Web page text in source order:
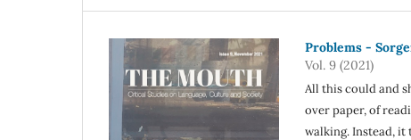
Problems -
Vol. 9 (2021)
All this could and
over paper, of
walking. Instead,